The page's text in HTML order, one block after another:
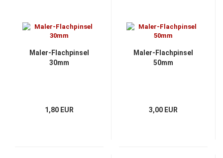
Maler-Flachpinsel
30mm
1,80 EUR
Maler-Flachpinsel
50mm
3,00 EUR